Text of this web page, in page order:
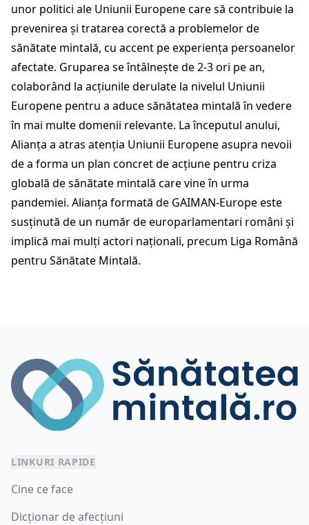
unor politici ale Uniunii Europene care să contribuie la
prevenirea și tratarea corectă a problemelor de
sănătate mintală, cu accent pe experiența persoanelor
afectate. Gruparea se întâlnește de 2-3 ori pe an,
colaborând la acțiunile derulate la nivelul Uniunii
Europene pentru a aduce sănătatea mintală în vedere
în mai multe domenii relevante. La începutul anului,
Alianța a atras atenția Uniunii Europene asupra nevoii
de a forma un plan concret de acțiune pentru criza
globală de sănătate mintală care vine în urma
pandemiei. Alianța formată de GAIMAN-Europe este
susținută de un număr de europarlamentari români și
implică mai mulți actori naționali, precum Liga Română
pentru Sănătate Mintală.
LINKURI RAPIDE
Cine ce face
Dicționar de afecțiuni